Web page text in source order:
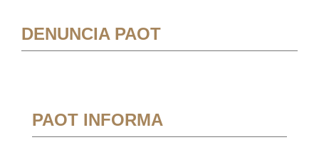
DENUNCIA PAOT
PAOT INFORMA